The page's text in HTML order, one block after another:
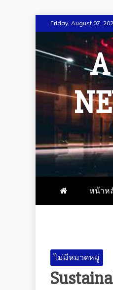
to
content
Friday, August 07,
หน้าห
ไม่มีหมวดหมู่